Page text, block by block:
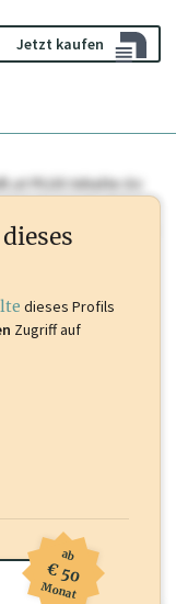
Jetzt kaufen
PLUS Inhaltedie
Sie dieses Profil frei
wirtschaft.at PLUS
und viele
dieses Profils
Zugriff auf
ab
€ 50
Monat